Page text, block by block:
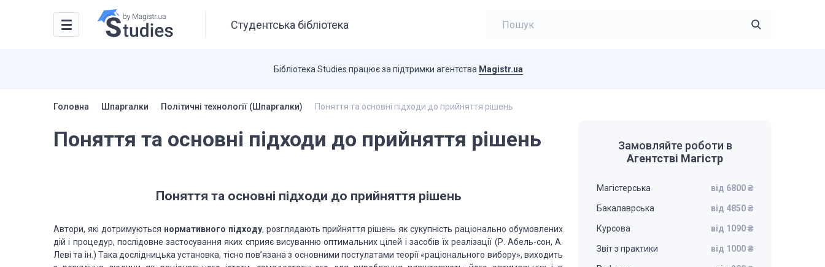
Студентська бібліотека
Бібліотека Studies працює за підтримки агентства Magistr.ua
Головна Шпаргалки Політичні технології (Шпаргалки) Поняття та основні підходи до прийняття рішень
Поняття та основні підходи до прийняття рішень
Поняття та основні підходи до прийняття рішень
Автори, які дотримуються нормативного підходу, розглядають прийняття рішень як сукупність раціонально обумовлених
дій і процедур, послідовне застосування яких сприяє висуванню оптимальних цілей і засобів їх реалізації (Р. Абель-сон, А.
Леві та ін.) Така дослідницька установка, тісно пов’язана з основними постулатами теорії «раціонального вибору», виходить
Замовляйте роботи в
Агентстві Магістр
Магістерська від 6800 ₴
Бакалаврська від 4850 ₴
Курсова від 1090 ₴
Звіт з практики від 1000 ₴